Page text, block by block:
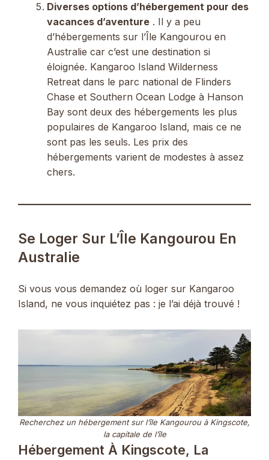
Diverses options d’hébergement pour des
vacances d’aventure . Il y a peu
d’hébergements sur l’Île Kangourou en
Australie car c’est une destination si
éloignée. Kangaroo Island Wilderness
Retreat dans le parc national de Flinders
Chase et Southern Ocean Lodge à Hanson
Bay sont deux des hébergements les plus
populaires de Kangaroo Island, mais ce ne
sont pas les seuls. Les prix des
hébergements varient de modestes à assez
chers.
Se Loger Sur L’Île Kangourou En
Australie
Si vous vous demandez où loger sur Kangaroo
Island, ne vous inquiétez pas : je l’ai déjà trouvé !
Recherchez un hébergement sur l’île Kangourou à Kingscote,
la capitale de l’île
Hébergement À Kingscote, La